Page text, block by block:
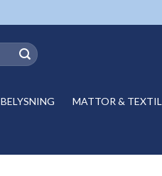
BELYSNING MATTOR & TEXTIL